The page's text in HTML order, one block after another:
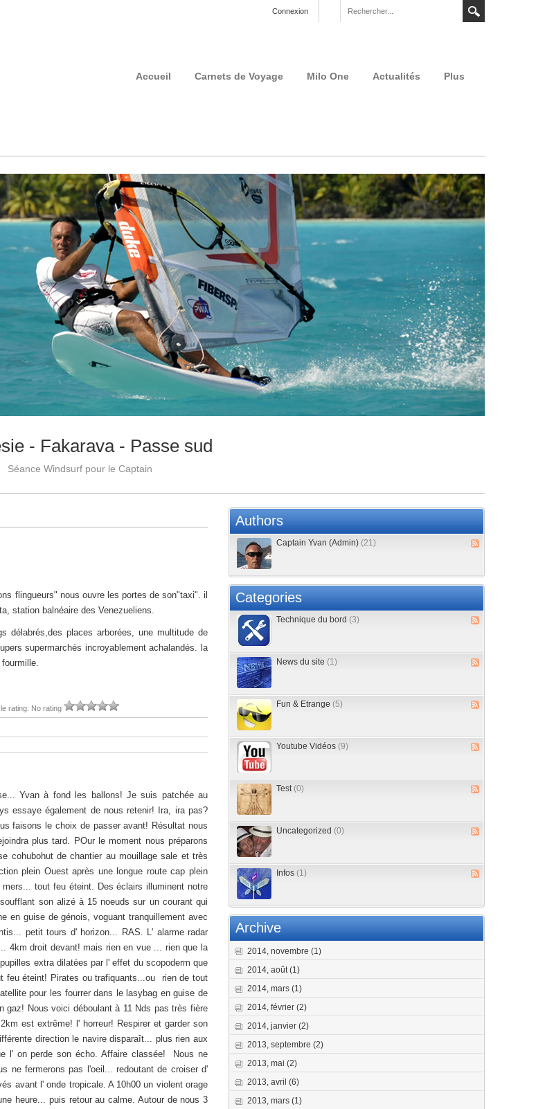
Connexion
Accueil Carnets de Voyage Milo One Actualités Plus
- Fakarava - Passe sud
Séance Windsurf pour le Captain
flingueurs" nous ouvre les portes de son"taxi". il
station balnéaire des Venezueliens.
délabrés,des places arborées, une multitude de
supermarchés incroyablement achalandés. la
rating: No rating
Yvan à fond les ballons! Je suis patchée au
essaye également de nous retenir! Ira, ira pas?
faisons le choix de passer avant! Résultat nous
plus tard. POur le moment nous préparons
cohubohut de chantier au mouillage sale et très
plein Ouest après une longue route cap plein
tout feu éteint. Des éclairs illuminent notre
son alizé à 15 noeuds sur un courant qui
en guise de génois, voguant tranquillement avec
petit tours d' horizon... RAS. L' alarme radar
4km droit devant! mais rien en vue ... rien que la
extra dilatées par l' effet du scopoderm que
feu éteint! Pirates ou trafiquants...ou rien de tout
pour les fourrer dans le lasybag en guise de
gaz! Nous voici déboulant à 11 Nds pas très fière
est extrême! l' horreur! Respirer et garder son
direction le navire disparaît... plus rien aux
l' on perde son écho. Affaire classée! Nous ne
ne fermerons pas l'oeil... redoutant de croiser d'
avant l' onde tropicale. A 10h00 un violent orage
heure... puis retour au calme. Autour de nous 3
Authors
Captain Yvan (Admin) (21)
Categories
Technique du bord (3)
News du site (1)
Fun & Etrange (5)
Youtube Vidéos (9)
Test (0)
Uncategorized (0)
Infos (1)
Archive
2014, novembre (1)
2014, août(1)
2014, mars (1)
2014, février (2)
2014, janvier (2)
2013, septembre (2)
2013, mai (2)
2013, avril (6)
2013, mars (1)